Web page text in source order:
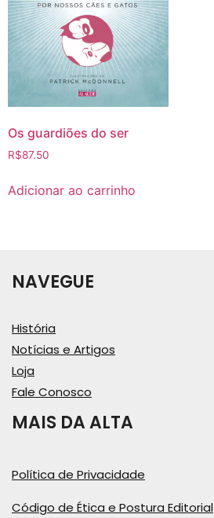
Os guardiões do ser
R$87.50
Adicionar ao carrinho
NAVEGUE
História
Notícias e Artigos
Loja
Fale Conosco
MAIS DA ALTA
Política de Privacidade
Código de Ética e Postura Editorial